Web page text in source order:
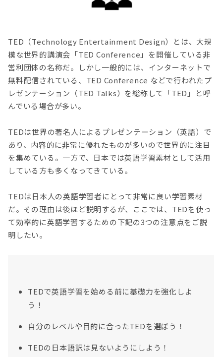
TED（Technology Entertainment Design）とは、大規
模な世界的講演会「TED Conference」を開催している非
営利団体の名称だ。しかし一般的には、インターネットで
無料配信されている、TED Conference などで行われたプ
レゼンテーション（TED Talks）を総称して「TED」と呼
んでいる場合が多い。
TEDは世界の著名人によるプレゼンテーション（英語）で
あり、内容的に非常に優れたものが多いので世界的に注目
を集めている。一方で、日本では英語学習素材として活用
している方も多くなってきている。
TEDは日本人の英語学習者にとって非常に良い学習素材
だ。その理由は後ほど説明するが、ここでは、TEDを使っ
て効率的に英語学習するための下記の3つの注意点をご説
明したい。
TEDで英語学習を始める前に基礎力を強化しよ
う！
自分のレベルや目的に合ったTEDを選ぼう！
TEDの日本語訳は見ないようにしよう！